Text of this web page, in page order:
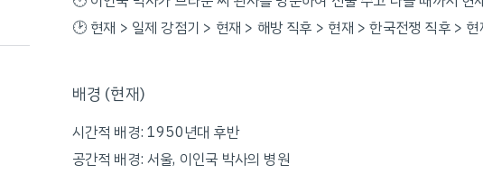
🕑 현재 > 일제 강점기 > 현재 > 해방 직후 > 현재 > 한국전쟁 직후 > 현
배경 (현재)
시간적 배경: 1950년대 후반
공간적 배경: 서울, 이인국 박사의 병원